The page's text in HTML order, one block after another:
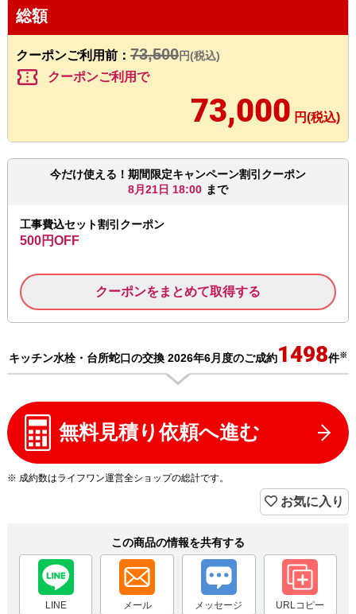
総額
クーポンご利用前： 73,500円(税込)
confirmation_number クーポンご利用で
73,000 円(税込)
今だけ使える！期間限定キャンペーン割引クーポン
8月21日 18:00 まで
工事費込セット割引クーポン
500円OFF
クーポンをまとめて取得する
キッチン水栓・台所蛇口の交換 2026年6月度のご成約1498件※
無料見積り依頼へ進む
※ 成約数はライフワン運営全ショップの総計です。
お気に入り
この商品の情報を共有する
LINE メール メッセージ URLコピー